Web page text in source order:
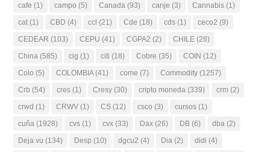
cafe (1) campo (5) Canada (93) canje (3) Cannabis (1)
cat (1) CBD (4) ccl (21) Cde (18) cds (1) ceco2 (9)
CEDEAR (103) CEPU (41) CGPA2 (2) CHILE (28)
China (585) cig (1) citi (18) Cobre (35) COIN (12)
Colo (5) COLOMBIA(41) come (7) Commodity (1257)
Crb (54) cres (1) Cresy (30) cripto moneda (339) crm (2)
crwd (1) CRWV (1) CS (12) csco (3) cursos (1)
cuña (1928) cvs (1) cvx (33) Dax (26) DB (6) dba (2)
Deja vu (134) Desp (10) dgcu2 (4) Dia (2) didi (4)